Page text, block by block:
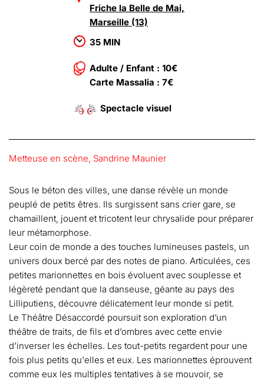
Friche la Belle de Mai,
Marseille (13)
35 MIN
Adulte / Enfant : 10€
Carte Massalia : 7€
Spectacle visuel
Metteuse en scène, Sandrine Maunier
Sous le béton des villes, une danse révèle un monde
peuplé de petits êtres. Ils surgissent sans crier gare, se
chamaillent, jouent et tricotent leur chrysalide pour préparer
leur métamorphose.
Leur coin de monde a des touches lumineuses pastels, un
univers doux bercé par des notes de piano. Articulées, ces
petites marionnettes en bois évoluent avec souplesse et
légèreté pendant que la danseuse, géante au pays des
Lilliputiens, découvre délicatement leur monde si petit.
Le Théâtre Désaccordé poursuit son exploration d’un
théâtre de traits, de fils et d’ombres avec cette envie
d’inverser les échelles. Les tout-petits regardent pour une
fois plus petits qu'elles et eux. Les marionnettes éprouvent
comme eux les multiples tentatives à se mouvoir, se